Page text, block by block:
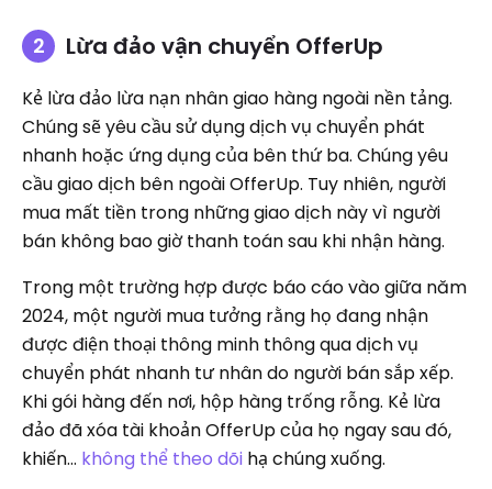
Lừa đảo vận chuyển OfferUp
Kẻ lừa đảo lừa nạn nhân giao hàng ngoài nền tảng.
Chúng sẽ yêu cầu sử dụng dịch vụ chuyển phát
nhanh hoặc ứng dụng của bên thứ ba. Chúng yêu
cầu giao dịch bên ngoài OfferUp. Tuy nhiên, người
mua mất tiền trong những giao dịch này vì người
bán không bao giờ thanh toán sau khi nhận hàng.
Trong một trường hợp được báo cáo vào giữa năm
2024, một người mua tưởng rằng họ đang nhận
được điện thoại thông minh thông qua dịch vụ
chuyển phát nhanh tư nhân do người bán sắp xếp.
Khi gói hàng đến nơi, hộp hàng trống rỗng. Kẻ lừa
đảo đã xóa tài khoản OfferUp của họ ngay sau đó,
khiến... không thể theo dõi hạ chúng xuống.